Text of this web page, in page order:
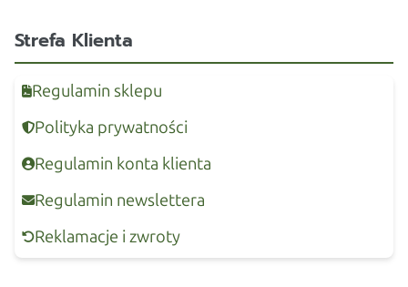
Strefa Klienta
Regulamin sklepu
Polityka prywatności
Regulamin konta klienta
Regulamin newslettera
Reklamacje i zwroty